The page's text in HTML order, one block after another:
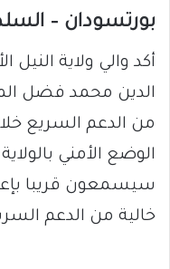
بورتسودان –
أكد والي ولاية النيل
الدين محمد فضل
من الدعم السريع
الوضع الأمني
سيسمعون قريبا
خالية من الدعم